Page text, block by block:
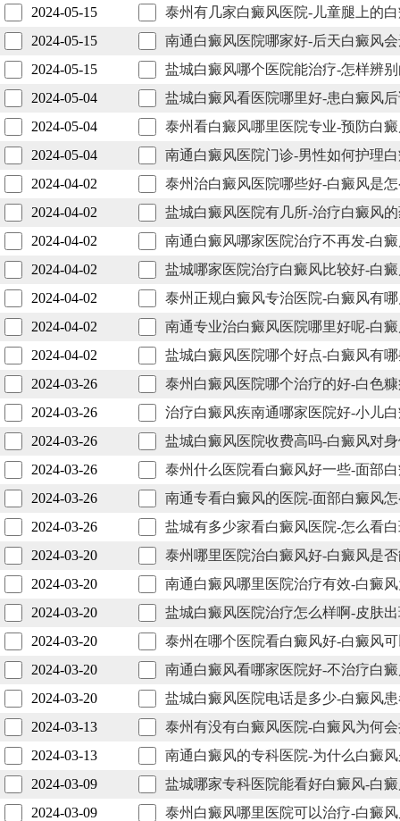
2024-05-15
泰州有几家白癜风医院-儿童腿上的
2024-05-15
南通白癜风医院哪家好-后天白癜风
2024-05-15
盐城白癜风哪个医院能治疗-怎样辨
2024-05-04
盐城白癜风看医院哪里好-患白癜风
2024-05-04
泰州看白癜风哪里医院专业-预防白
2024-05-04
南通白癜风医院门诊-男性如何护理
2024-04-02
泰州治白癜风医院哪些好-白癜风是
2024-04-02
盐城白癜风医院有几所-治疗白癜风
2024-04-02
南通白癜风哪家医院治疗不再发-白
2024-04-02
盐城哪家医院治疗白癜风比较好-白
2024-04-02
泰州正规白癜风专治医院-白癜风有
2024-04-02
南通专业治白癜风医院哪里好呢-白
2024-04-02
盐城白癜风医院哪个好点-白癜风有
2024-03-26
泰州白癜风医院哪个治疗的好-白色
2024-03-26
治疗白癜风疾南通哪家医院好-小儿
2024-03-26
盐城白癜风医院收费高吗-白癜风对
2024-03-26
泰州什么医院看白癜风好一些-面部
2024-03-26
南通专看白癜风的医院-面部白癜风
2024-03-26
盐城有多少家看白癜风医院-怎么看
2024-03-20
泰州哪里医院治白癜风好-白癜风是
2024-03-20
南通白癜风哪里医院治疗有效-白癜
2024-03-20
盐城白癜风医院治疗怎么样啊-皮肤
2024-03-20
泰州在哪个医院看白癜风好-白癜风
2024-03-20
南通白癜风看哪家医院好-不治疗白
2024-03-20
盐城白癜风医院电话是多少-白癜风
2024-03-13
泰州有没有白癜风医院-白癜风为何
2024-03-13
南通白癜风的专科医院-为什么白癜
2024-03-09
盐城哪家专科医院能看好白癜风-白
2024-03-09
泰州白癜风哪里医院可以治疗-白癜